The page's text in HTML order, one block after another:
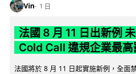
Vin 1 日
法國 8 月 11 日出新例
Cold Call 違規企業最
法國將於 8 月 11 日起實施新例，全面